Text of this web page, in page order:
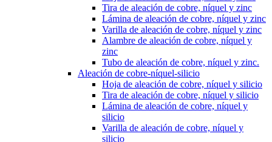
Tira de aleación de cobre, níquel y zinc
Lámina de aleación de cobre, níquel y zinc
Varilla de aleación de cobre, níquel y zinc
Alambre de aleación de cobre, níquel y
zinc
Tubo de aleación de cobre, níquel y zinc.
Aleación de cobre-níquel-silicio
Hoja de aleación de cobre, níquel y silicio
Tira de aleación de cobre, níquel y silicio
Lámina de aleación de cobre, níquel y
silicio
Varilla de aleación de cobre, níquel y
silicio